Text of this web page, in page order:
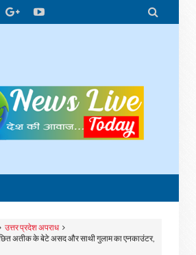

उत्तर प्रदेश अपराध
अतीक के बेटे असद और साथी गुलाम का एनकाउंटर,